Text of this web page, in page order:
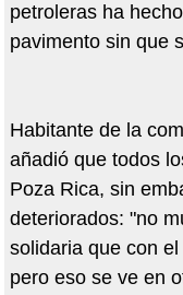
petroleras ha
pavimento sin que
Habitante de la
añadió que todos
Poza Rica, sin
deteriorados: "no
solidaria que con
pero eso se ve en